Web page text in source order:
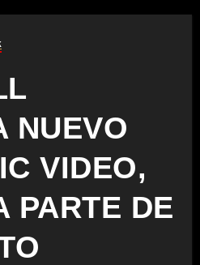
NUEVO
VIDEO,
PARTE DE